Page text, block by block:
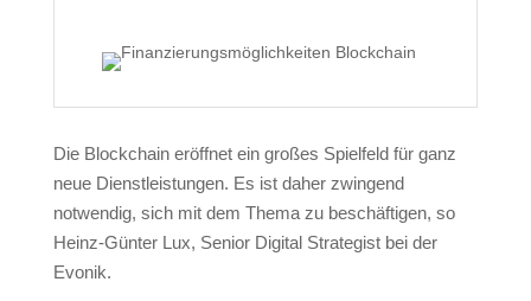
Die Blockchain eröffnet ein großes Spielfeld für ganz
neue Dienstleistungen. Es ist daher zwingend
notwendig, sich mit dem Thema zu beschäftigen, so
Heinz-Günter Lux, Senior Digital Strategist bei der
Evonik.